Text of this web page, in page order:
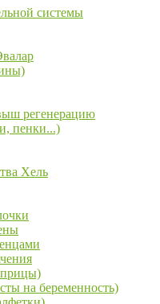
системы
регенерацию
пенки...)
Хель
на беременность)